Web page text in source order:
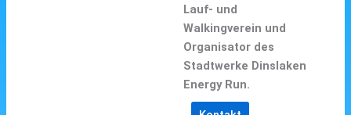
Lauf- und
Walkingverein und
Organisator des
Stadtwerke Dinslaken
Energy Run.